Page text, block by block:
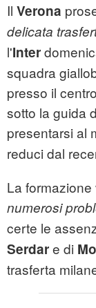
Il Verona
delicata
l'Inter
squadra
presso il
sotto la guida
presentarsi al
reduci dal
La
numerosi
certe le
Serdare di
trasferta